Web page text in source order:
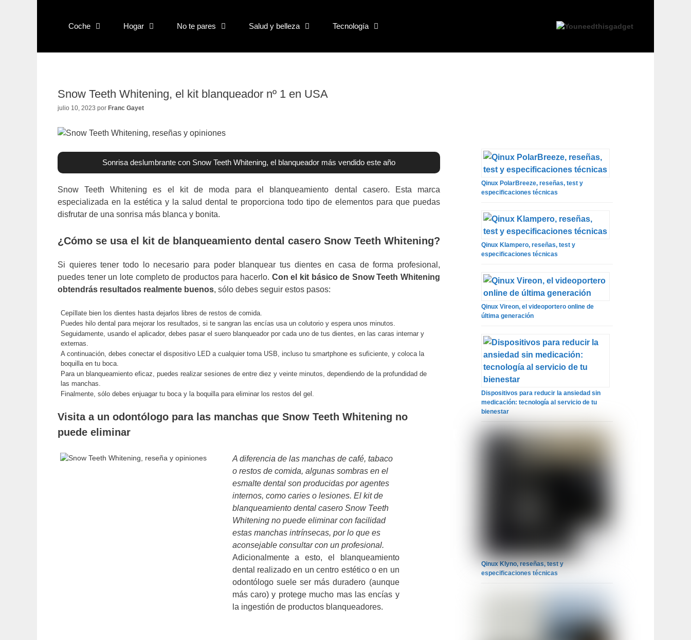
Coche Hogar No te pares Salud y belleza Tecnología
Snow Teeth Whitening, el kit blanqueador nº 1 en USA
julio 10, 2023 por Franc Gayet
Sonrisa deslumbrante con Snow Teeth Whitening, el blanqueador más vendido este año
Snow Teeth Whitening es el kit de moda para el blanqueamiento dental casero. Esta marca
especializada en la estética y la salud dental te proporciona todo tipo de elementos para que puedas
disfrutar de una sonrisa más blanca y bonita.
¿Cómo se usa el kit de blanqueamiento dental casero Snow Teeth Whitening?
Si quieres tener todo lo necesario para poder blanquear tus dientes en casa de forma profesional,
puedes tener un lote completo de productos para hacerlo. Con el kit básico de Snow Teeth Whitening
obtendrás resultados realmente buenos, sólo debes seguir estos pasos:
Cepíllate bien los dientes hasta dejarlos libres de restos de comida.
Puedes hilo dental para mejorar los resultados, si te sangran las encías usa un colutorio y espera unos minutos.
Seguidamente, usando el aplicador, debes pasar el suero blanqueador por cada uno de tus dientes, en las caras internar y
externas.
A continuación, debes conectar el dispositivo LED a cualquier toma USB, incluso tu smartphone es suficiente, y coloca la
boquilla en tu boca.
Para un blanqueamiento eficaz, puedes realizar sesiones de entre diez y veinte minutos, dependiendo de la profundidad de
las manchas.
Finalmente, sólo debes enjuagar tu boca y la boquilla para eliminar los restos del gel.
Visita a un odontólogo para las manchas que Snow Teeth Whitening no
puede eliminar
A diferencia de las manchas de café, tabaco
o restos de comida, algunas sombras en el
esmalte dental son producidas por agentes
internos, como caries o lesiones. El kit de
blanqueamiento dental casero Snow Teeth
Whitening no puede eliminar con facilidad
estas manchas intrínsecas, por lo que es
aconsejable consultar con un profesional.
Adicionalmente a esto, el blanqueamiento
dental realizado en un centro estético o en un
odontólogo suele ser más duradero (aunque
más caro) y protege mucho mas las encías y
la ingestión de productos blanqueadores.
Qinux PolarBreeze, reseñas, test y
especificaciones técnicas
Qinux Klampero, reseñas, test y
especificaciones técnicas
Qinux Vireon, el videoportero online de
última generación
Dispositivos para reducir la ansiedad sin
medicación: tecnología al servicio de tu
bienestar
Qinux Klyno, reseñas, test y
especificaciones técnicas